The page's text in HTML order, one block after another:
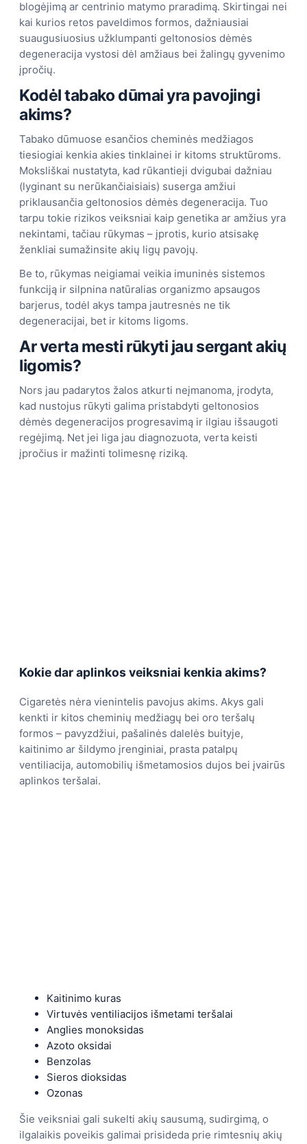
blogėjimą ar centrinio matymo praradimą. Skirtingai nei
kai kurios retos paveldimos formos, dažniausiai
suaugusiuosius užklumpanti geltonosios dėmės
degeneracija vystosi dėl amžiaus bei žalingų gyvenimo
įpročių.
Kodėl tabako dūmai yra pavojingi
akims?
Tabako dūmuose esančios cheminės medžiagos
tiesiogiai kenkia akies tinklainei ir kitoms struktūroms.
Moksliškai nustatyta, kad rūkantieji dvigubai dažniau
(lyginant su nerūkančiaisiais) suserga amžiui
priklausančia geltonosios dėmės degeneracija. Tuo
tarpu tokie rizikos veiksniai kaip genetika ar amžius yra
nekintami, tačiau rūkymas – įprotis, kurio atsisakę
ženkliai sumažinsite akių ligų pavojų.
Be to, rūkymas neigiamai veikia imuninės sistemos
funkciją ir silpnina natūralias organizmo apsaugos
barjerus, todėl akys tampa jautresnės ne tik
degeneracijai, bet ir kitoms ligoms.
Ar verta mesti rūkyti jau sergant akių
ligomis?
Nors jau padarytos žalos atkurti neįmanoma, įrodyta,
kad nustojus rūkyti galima pristabdyti geltonosios
dėmės degeneracijos progresavimą ir ilgiau išsaugoti
regėjimą. Net jei liga jau diagnozuota, verta keisti
įpročius ir mažinti tolimesnę riziką.
Kokie dar aplinkos veiksniai kenkia akims?
Cigaretės nėra vienintelis pavojus akims. Akys gali
kenkti ir kitos cheminių medžiagų bei oro teršalų
formos – pavyzdžiui, pašalinės dalelės buityje,
kaitinimo ar šildymo įrenginiai, prasta patalpų
ventiliacija, automobilių išmetamosios dujos bei įvairūs
aplinkos teršalai.
Kaitinimo kuras
Virtuvės ventiliacijos išmetami teršalai
Anglies monoksidas
Azoto oksidai
Benzolas
Sieros dioksidas
Ozonas
Šie veiksniai gali sukelti akių sausumą, sudirgimą, o
ilgalaikis poveikis galimai prisideda prie rimtesnių akių